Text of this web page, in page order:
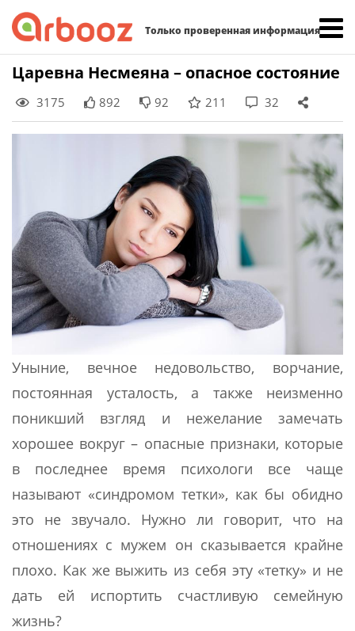
Только проверенная информация
Skip
to
content
Царевна Несмеяна – опасное состояние
3175 892 92 211 32
Уныние, вечное недовольство, ворчание,
постоянная усталость, а также неизменно
поникший взгляд и нежелание замечать
хорошее вокруг – опасные признаки, которые
в последнее время психологи все чаще
называют «синдромом тетки», как бы обидно
это не звучало. Нужно ли говорит, что на
отношениях с мужем он сказывается крайне
плохо. Как же выжить из себя эту «тетку» и не
дать ей испортить счастливую семейную
жизнь?
Найти: